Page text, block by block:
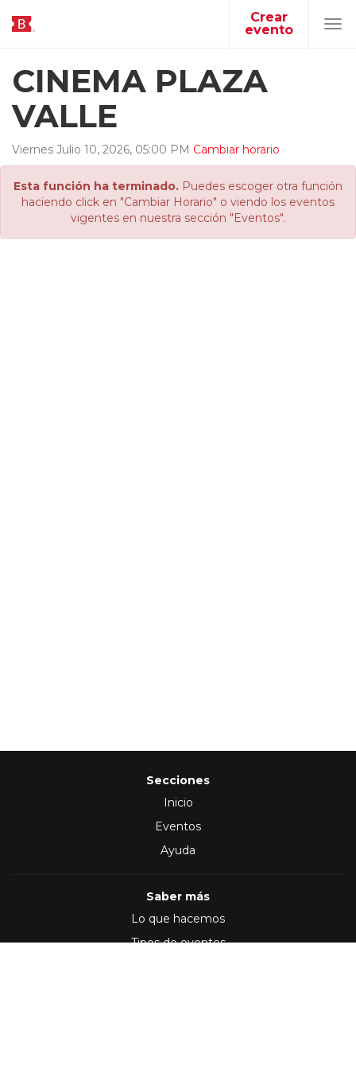
Crear
evento
CINEMA PLAZA
VALLE
Viernes Julio 10, 2026, 05:00 PM Cambiar horario
Esta función ha terminado. Puedes escoger otra función
haciendo click en "Cambiar Horario" o viendo los eventos
vigentes en nuestra sección "Eventos".
Secciones
Inicio
Eventos
Ayuda
Saber más
Lo que hacemos
Tipos de eventos